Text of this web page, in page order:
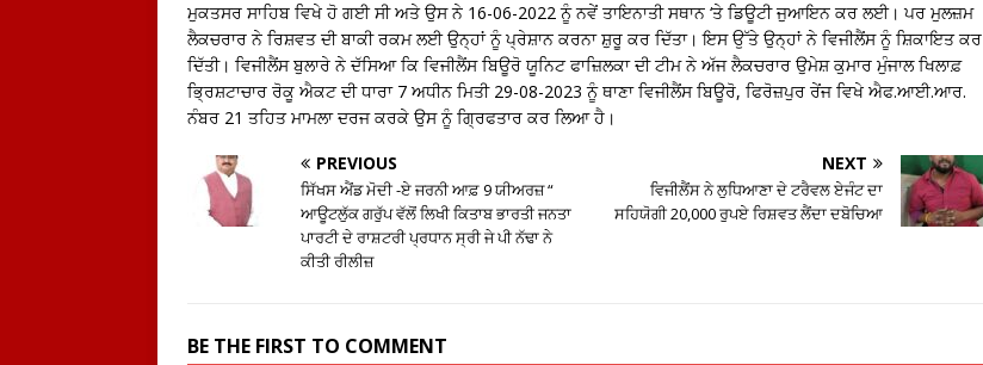
ਮੁਕਤਸਰ ਸਾਹਿਬ ਵਿਖੇ ਹੋ ਗਈ ਸੀ ਅਤੇ ਉਸ ਨੇ 16-06-2022 ਨੂੰ ਨਵੇਂ ਤਾਇਨਾਤੀ ਸਥਾਨ ‘ਤੇ ਡਿਊਟੀ ਜੁਆਇਨ ਕਰ ਲਈ। ਪਰ ਮੁਲਜ਼ਮ
ਲੈਕਚਰਾਰ ਨੇ ਰਿਸ਼ਵਤ ਦੀ ਬਾਕੀ ਰਕਮ ਲਈ ਉਨ੍ਹਾਂ ਨੂੰ ਪ੍ਰੇਸ਼ਾਨ ਕਰਨਾ ਸ਼ੁਰੂ ਕਰ ਦਿੱਤਾ। ਇਸ ਉੱਤੇ ਉਨ੍ਹਾਂ ਨੇ ਵਿਜੀਲੈਂਸ ਨੂੰ ਸ਼ਿਕਾਇਤ ਕਰ
ਦਿੱਤੀ। ਵਿਜੀਲੈਂਸ ਬੁਲਾਰੇ ਨੇ ਦੱਸਿਆ ਕਿ ਵਿਜੀਲੈਂਸ ਬਿਊਰੋ ਯੂਨਿਟ ਫਾਜ਼ਿਲਕਾ ਦੀ ਟੀਮ ਨੇ ਅੱਜ ਲੈਕਚਰਾਰ ਉਮੇਸ਼ ਕੁਮਾਰ ਮੁੰਜਾਲ ਖਿਲਾਫ਼
ਭ੍ਰਿਸ਼ਟਾਚਾਰ ਰੋਕੂ ਐਕਟ ਦੀ ਧਾਰਾ 7 ਅਧੀਨ ਮਿਤੀ 29-08-2023 ਨੂੰ ਥਾਣਾ ਵਿਜੀਲੈਂਸ ਬਿਊਰੋ, ਫਿਰੋਜ਼ਪੁਰ ਰੇਂਜ ਵਿਖੇ ਐਫ.ਆਈ.ਆਰ.
ਨੰਬਰ 21 ਤਹਿਤ ਮਾਮਲਾ ਦਰਜ ਕਰਕੇ ਉਸ ਨੂੰ ਗ੍ਰਿਫਤਾਰ ਕਰ ਲਿਆ ਹੈ।
PREVIOUS
ਸਿੱਖਸ ਐਂਡ ਮੋਦੀ -ਏ ਜਰਨੀ ਆਫ਼ 9 ਯੀਅਰਜ਼ “
ਆਊਟਲੁੱਕ ਗਰੁੱਪ ਵੱਲੋਂ ਲਿਖੀ ਕਿਤਾਬ ਭਾਰਤੀ ਜਨਤਾ
ਪਾਰਟੀ ਦੇ ਰਾਸ਼ਟਰੀ ਪ੍ਰਧਾਨ ਸ੍ਰੀ ਜੇ ਪੀ ਨੱਢਾ ਨੇ
ਕੀਤੀ ਰੀਲੀਜ਼
NEXT
ਵਿਜੀਲੈਂਸ ਨੇ ਲੁਧਿਆਣਾ ਦੇ ਟਰੈਵਲ ਏਜੰਟ ਦਾ
ਸਹਿਯੋਗੀ 20,000 ਰੁਪਏ ਰਿਸ਼ਵਤ ਲੈਂਦਾ ਦਬੋਚਿਆ
BE THE FIRST TO COMMENT